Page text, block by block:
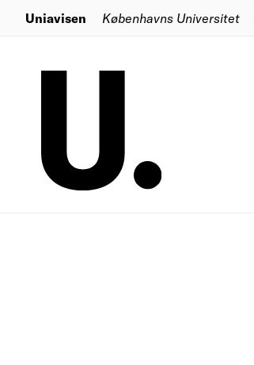
Uniavisen Københavns Universitet